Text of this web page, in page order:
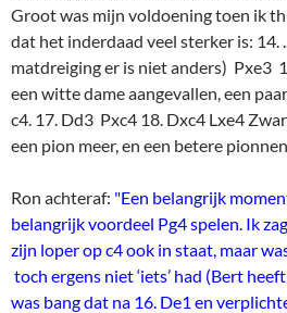
Groot was mijn voldoening toen ik
dat het inderdaad veel sterker is: 14.
matdreiging er is niet anders) Pxe3
een witte dame aangevallen, een
c4. 17. Dd3 Pxc4 18. Dxc4 Lxe4
een pion meer, en een betere
Ron achteraf: "Een belangrijk
belangrijk voordeel Pg4 spelen. Ik
zijn loper op c4 ook in staat, maar
toch ergens niet ‘iets’ had (Bert
was bang dat na 16. De1 en